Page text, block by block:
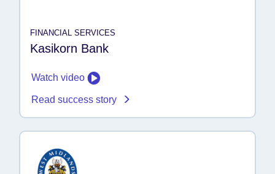
FINANCIAL SERVICES
Kasikorn Bank
Watch video
Read success story